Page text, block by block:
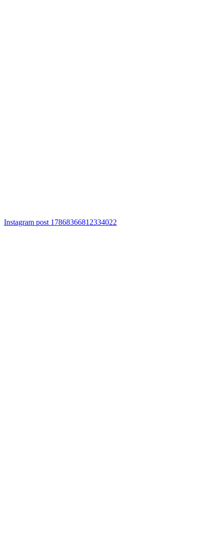
Instagram post 17868366812334022